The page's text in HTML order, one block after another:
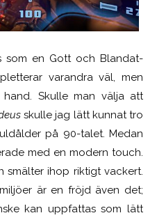
som en Gott och Blandat-
varandra väl, men
Skulle man välja att
skulle jag lätt kunnat tro
på 90-talet. Medan
med en modern touch.
smälter ihop riktigt vackert.
är en fröjd även det;
kan uppfattas som lätt